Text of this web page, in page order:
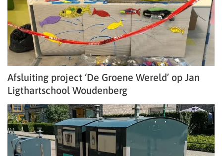
Afsluiting project ‘De Groene Wereld’ op Jan
Ligthartschool Woudenberg